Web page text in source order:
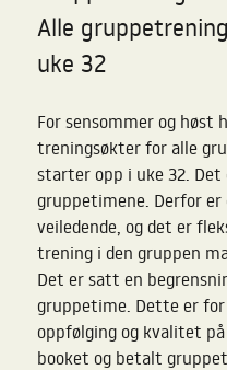
Alle
uke 32
For sensommer og
treningsøkter for alle
starter opp i uke 32.
gruppetimene. Derfor er
veiledende, og det er
trening i den gruppen
Det er satt en
gruppetime. Dette er
oppfølging og kvalitet
booket og betalt